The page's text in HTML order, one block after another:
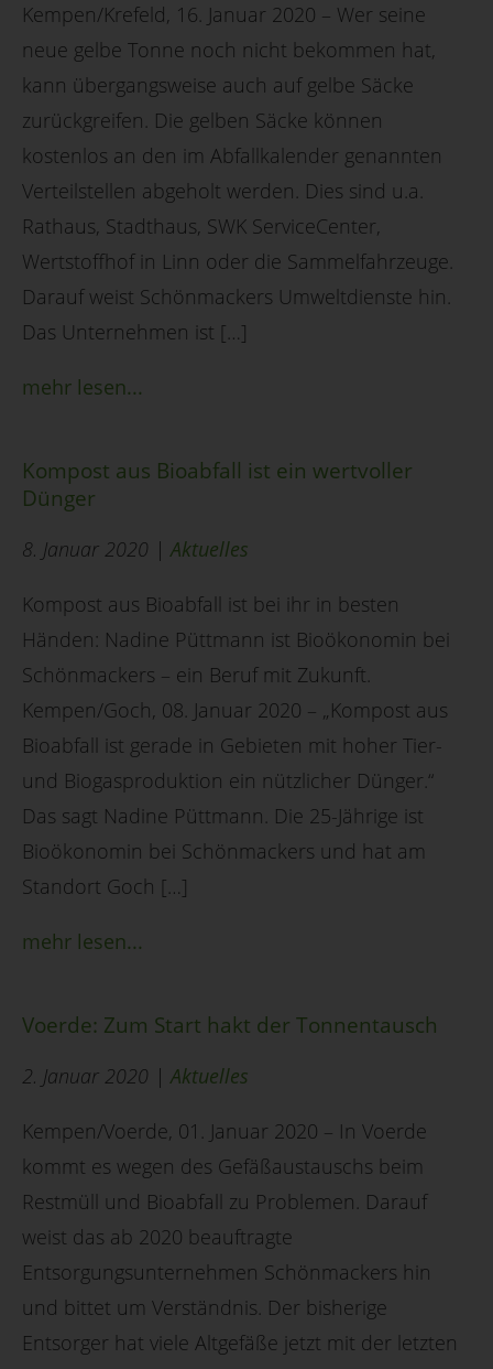
Kempen/Krefeld, 16. Januar 2020 – Wer seine
neue gelbe Tonne noch nicht bekommen hat,
kann übergangsweise auch auf gelbe Säcke
zurückgreifen. Die gelben Säcke können
kostenlos an den im Abfallkalender genannten
Verteilstellen abgeholt werden. Dies sind u.a.
Rathaus, Stadthaus, SWK ServiceCenter,
Wertstoffhof in Linn oder die Sammelfahrzeuge.
Darauf weist Schönmackers Umweltdienste hin.
Das Unternehmen ist […]
mehr lesen...
Kompost aus Bioabfall ist ein wertvoller
Dünger
8. Januar 2020 |Aktuelles
Kompost aus Bioabfall ist bei ihr in besten
Händen: Nadine Püttmann ist Bioökonomin bei
Schönmackers – ein Beruf mit Zukunft.
Kempen/Goch, 08. Januar 2020 – „Kompost aus
Bioabfall ist gerade in Gebieten mit hoher Tier-
und Biogasproduktion ein nützlicher Dünger.“
Das sagt Nadine Püttmann. Die 25-Jährige ist
Bioökonomin bei Schönmackers und hat am
Standort Goch […]
mehr lesen...
Voerde: Zum Start hakt der Tonnentausch
2. Januar 2020 |Aktuelles
Kempen/Voerde, 01. Januar 2020 – In Voerde
kommt es wegen des Gefäßaustauschs beim
Restmüll und Bioabfall zu Problemen. Darauf
weist das ab 2020 beauftragte
Entsorgungsunternehmen Schönmackers hin
und bittet um Verständnis. Der bisherige
Entsorger hat viele Altgefäße jetzt mit der letzten